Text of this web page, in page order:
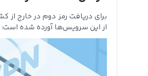
از این سرویس‌ها آورده شده است: